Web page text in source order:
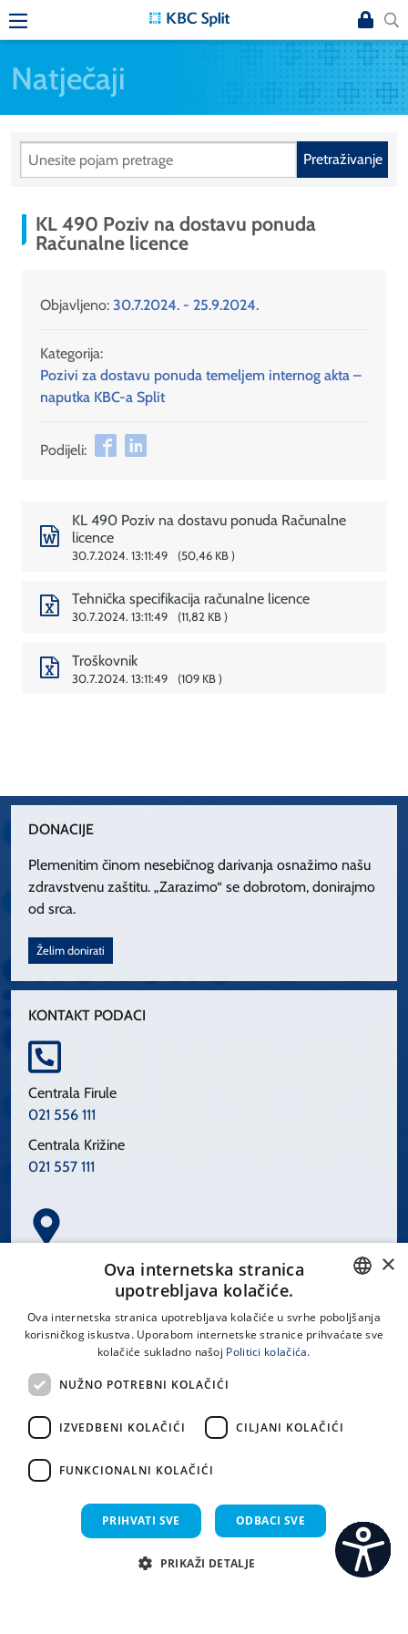
Natječaji
Pretraživanje
KL 490 Poziv na dostavu ponuda
Računalne licence
Objavljeno: 30.7.2024. - 25.9.2024.
Kategorija:
Pozivi za dostavu ponuda temeljem internog akta –
naputka KBC-a Split
Podijeli:
KL 490 Poziv na dostavu ponuda Računalne
licence
30.7.2024. 13:11:49 50,46 KB
Tehnička specifikacija računalne licence
30.7.2024. 13:11:49 11,82 KB
Troškovnik
30.7.2024. 13:11:49 109 KB
DONACIJE
Plemenitim činom nesebičnog darivanja osnažimo našu
zdravstvenu zaštitu. „Zarazimo“ se dobrotom, donirajmo
od srca.
Želim donirati
KONTAKT PODACI
Centrala Firule
021 556 111
Centrala Križine
021 557 111
Spinčićeva 1, 21000 Split
LINKOVI
Uvjeti korištenja
CROATIAN
×
Ova internetska stranica
upotrebljava kolačiće.
Ova internetska stranica upotrebljava kolačiće u svrhe poboljšanja
korisničkog iskustva. Uporabom internetske stranice prihvaćate sve
kolačiće sukladno našoj Politici kolačića.
NUŽNO POTREBNI KOLAČIĆI
IZVEDBENI KOLAČIĆI CILJANI KOLAČIĆI
FUNKCIONALNI KOLAČIĆI
PRIHVATI SVE ODBACI SVE
PRIKAŽI DETALJE